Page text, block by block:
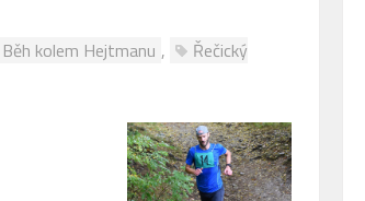
Běh kolem Hejtmanu ,
Řečický